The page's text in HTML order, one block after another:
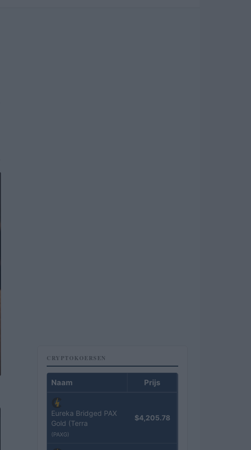
CRYPTOKOERSEN
Naam Prijs
Eureka Bridged PAX
Gold (Terra
(PAXG)
$4,205.78